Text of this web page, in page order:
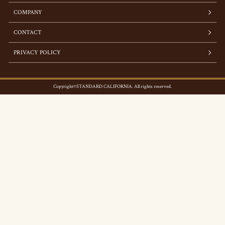
COMPANY
CONTACT
PRIVACY POLICY
Copyright©STANDARD CALIFORNIA. All rights reserved.